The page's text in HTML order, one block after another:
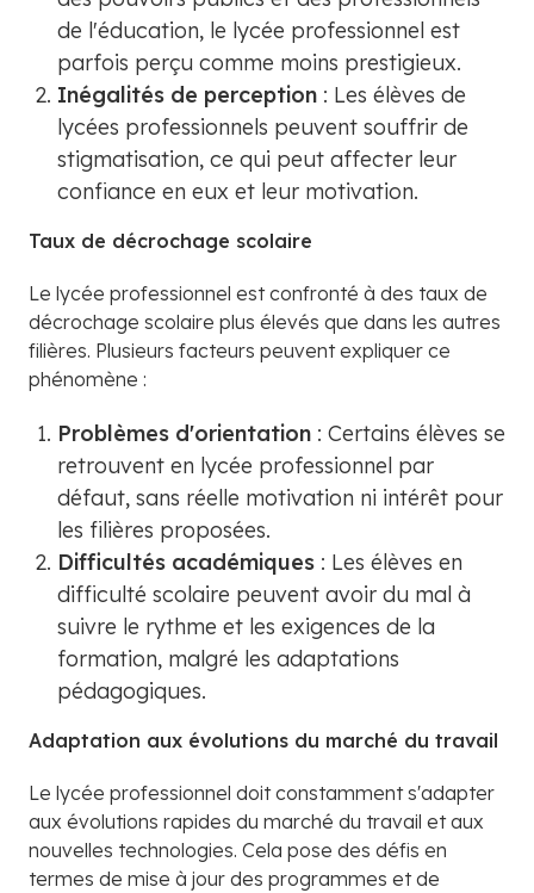
de l'éducation, le lycée professionnel est
parfois perçu comme moins prestigieux.
Inégalités de perception : Les élèves de
lycées professionnels peuvent souffrir de
stigmatisation, ce qui peut affecter leur
confiance en eux et leur motivation.
Taux de décrochage scolaire
Le lycée professionnel est confronté à des taux de
décrochage scolaire plus élevés que dans les autres
filières. Plusieurs facteurs peuvent expliquer ce
phénomène :
Problèmes d'orientation : Certains élèves se
retrouvent en lycée professionnel par
défaut, sans réelle motivation ni intérêt pour
les filières proposées.
Difficultés académiques : Les élèves en
difficulté scolaire peuvent avoir du mal à
suivre le rythme et les exigences de la
formation, malgré les adaptations
pédagogiques.
Adaptation aux évolutions du marché du travail
Le lycée professionnel doit constamment s'adapter
aux évolutions rapides du marché du travail et aux
nouvelles technologies. Cela pose des défis en
termes de mise à jour des programmes et de